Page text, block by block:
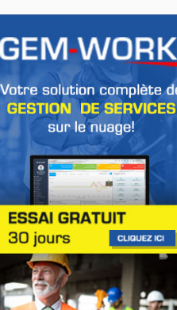
INNOVATION / FLOTTE
Le régulateur Super
Cruise avec
remorquage maintenant
disponible sur 19
véhicules GM
Jul 23, 2026
INNOVATION / FLOTTE
Jeep veut augmenter sa
gamme de modèles en